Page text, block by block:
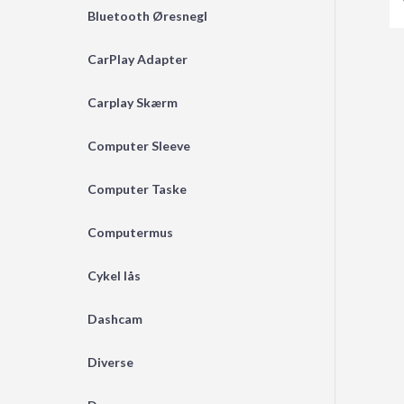
Bluetooth Øresnegl
CarPlay Adapter
Carplay Skærm
Computer Sleeve
Computer Taske
Computermus
Cykel lås
Dashcam
Diverse